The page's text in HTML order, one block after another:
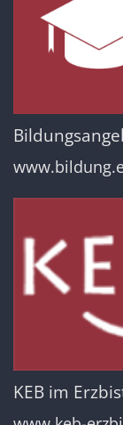
KEB im